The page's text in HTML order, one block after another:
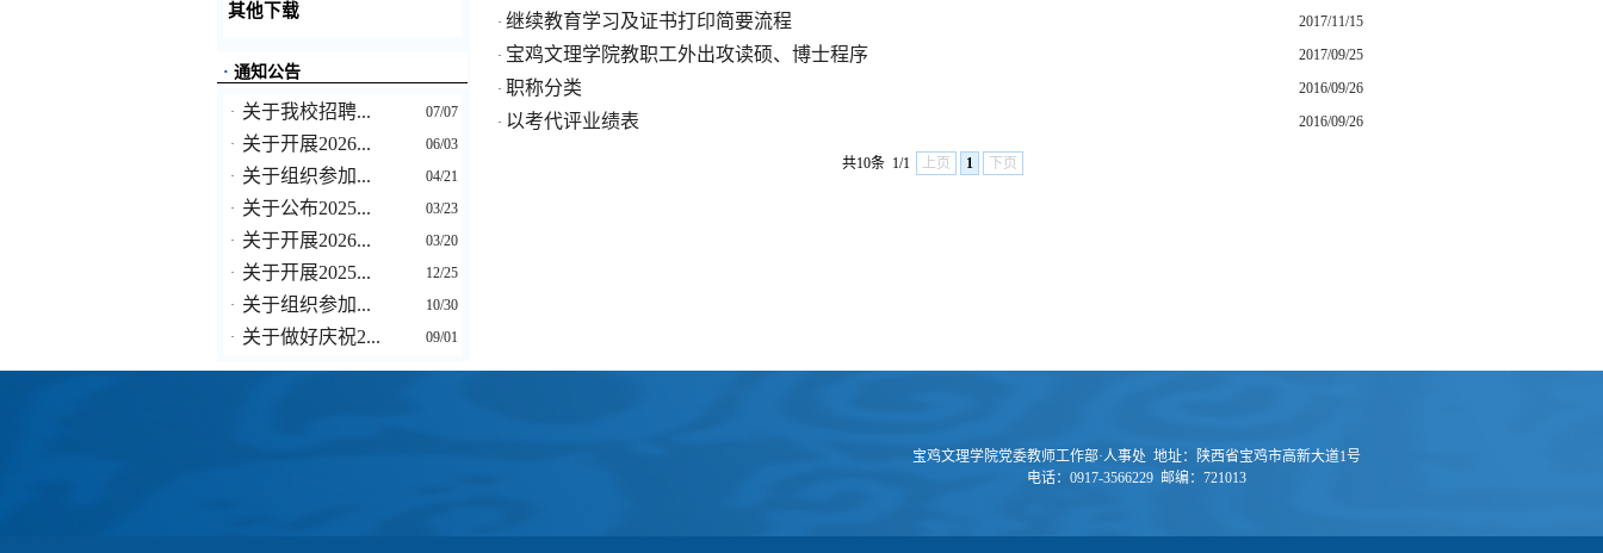
其他下载
· 通知公告
· 关于我校招聘...
07/07
· 关于开展2026...
06/03
· 关于组织参加...
04/21
· 关于公布2025...
03/23
· 关于开展2026...
03/20
· 关于开展2025...
12/25
· 关于组织参加...
10/30
· 关于做好庆祝2... 09/01
· 继续教育学习及证书打印简要流程 2017/11/15
· 宝鸡文理学院教职工外出攻读硕、博士程序 2017/09/25
· 职称分类 2016/09/26
· 以考代评业绩表 2016/09/26
共10条 1/1 上页 1 下页
宝鸡文理学院党委教师工作部·人事处 地址：陕西省宝鸡市高新大道1号
电话：0917-3566229 邮编：721013